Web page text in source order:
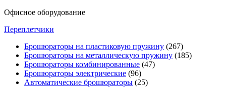
Офисное оборудование
Переплетчики
Брошюраторы на пластиковую пружину (267)
Брошюраторы на металлическую пружину (185)
Брошюраторы комбинированные (47)
Брошюраторы электрические (96)
Автоматические брошюраторы (25)